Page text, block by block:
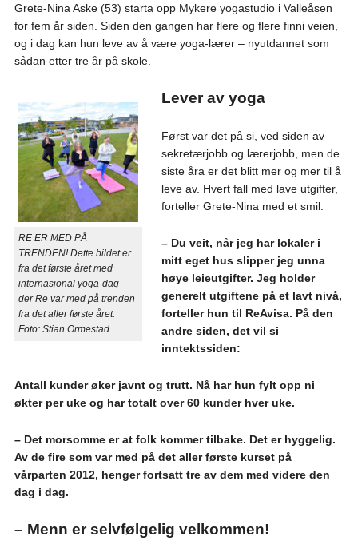
Grete-Nina Aske (53) starta opp Mykere yogastudio i Valleåsen
for fem år siden. Siden den gangen har flere og flere finni veien,
og i dag kan hun leve av å være yoga-lærer – nyutdannet som
sådan etter tre år på skole.
RE ER MED PÅ
TRENDEN! Dette bildet er
fra det første året med
internasjonal yoga-dag –
der Re var med på trenden
fra det aller første året.
Foto: Stian Ormestad.
Lever av yoga
Først var det på si, ved siden av
sekretærjobb og lærerjobb, men de
siste åra er det blitt mer og mer til å
leve av. Hvert fall med lave utgifter,
forteller Grete-Nina med et smil:
– Du veit, når jeg har lokaler i
mitt eget hus slipper jeg unna
høye leieutgifter. Jeg holder
generelt utgiftene på et lavt nivå,
forteller hun til ReAvisa. På den
andre siden, det vil si
inntektssiden:
Antall kunder øker javnt og trutt. Nå har hun fylt opp ni
økter per uke og har totalt over 60 kunder hver uke.
– Det morsomme er at folk kommer tilbake. Det er hyggelig.
Av de fire som var med på det aller første kurset på
vårparten 2012, henger fortsatt tre av dem med videre den
dag i dag.
– Menn er selvfølgelig velkommen!